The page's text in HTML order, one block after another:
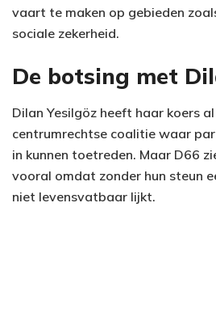
vaart te maken op gebieden
sociale zekerheid.
De botsing met
Dilan Yesilgöz heeft haar koers
centrumrechtse coalitie waar
in kunnen toetreden. Maar D66
vooral omdat zonder hun steun
niet levensvatbaar lijkt.